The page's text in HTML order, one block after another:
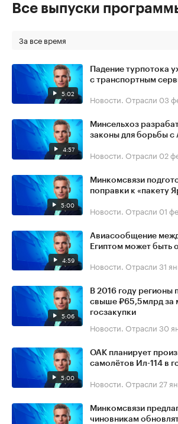
Все выпуски
За все время
5:02
Падение турпотока
с транспортным
Новости. Отрасли 03
4:57
Минсельхоз
законы для борьбы с
Новости. Отрасли 02
5:00
Минкомсвязи
поправки к «пакету
Новости. Отрасли 01
4:59
Авиасообщение
Египтом может быть
Новости. Отрасли 31
5:06
В 2016 году регионы
свыше ₽65,5млрд за
госзакупки
Новости. Отрасли 30
5:00
ОАК планирует
самолётов Ил-114 в
Новости. Отрасли 27
Минкомсвязи
чиновникам